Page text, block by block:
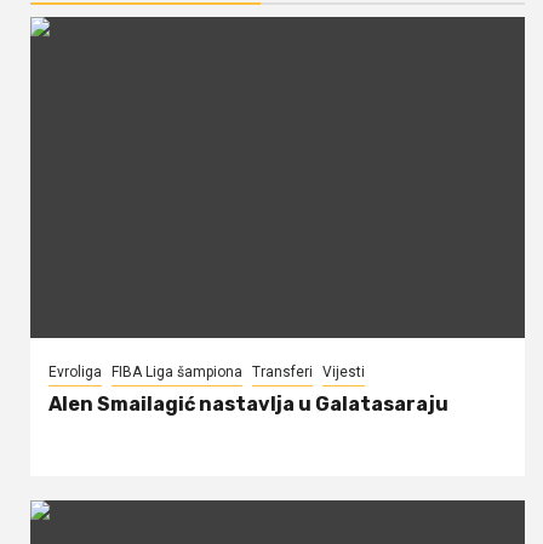
Evroliga FIBA Liga šampiona Transferi Vijesti
Alen Smailagić nastavlja u Galatasaraju